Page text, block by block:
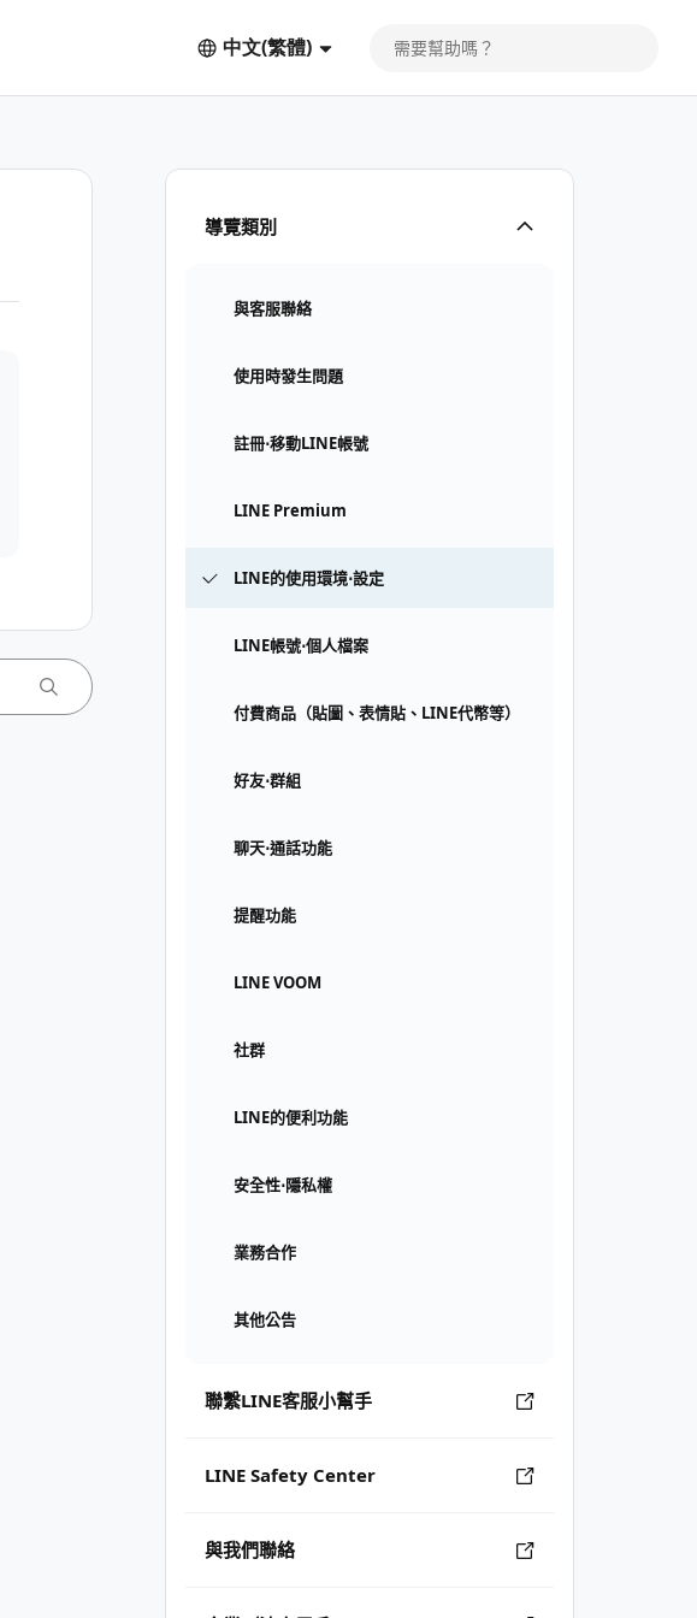
中文(繁體)
導覽類別
與客服聯絡
使用時發生問題
註冊⋅移動LINE帳號
LINE Premium
LINE的使用環境⋅設定
LINE帳號⋅個人檔案
付費商品（貼圖、表情貼、LINE代幣等）
好友⋅群組
聊天⋅通話功能
提醒功能
LINE VOOM
社群
LINE的便利功能
安全性⋅隱私權
業務合作
其他公告
聯繫LINE客服小幫手
LINE Safety Center
與我們聯絡